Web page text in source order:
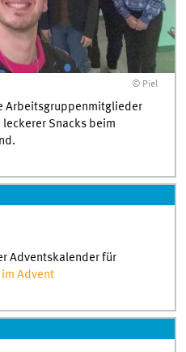
© Piel
Arbeitsgruppenmitglieder
Snacks beim
Adventskalender für
Advent